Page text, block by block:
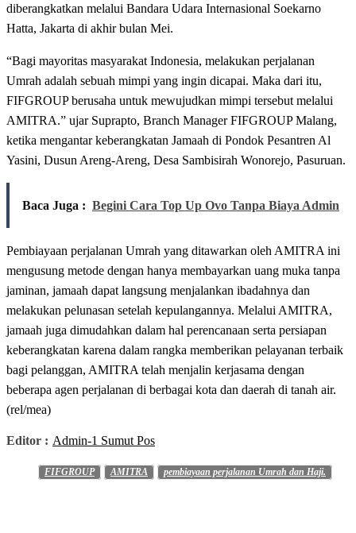
diberangkatkan melalui Bandara Udara Internasional Soekarno
Hatta, Jakarta di akhir bulan Mei.
“Bagi mayoritas masyarakat Indonesia, melakukan perjalanan
Umrah adalah sebuah mimpi yang ingin dicapai. Maka dari itu,
FIFGROUP berusaha untuk mewujudkan mimpi tersebut melalui
AMITRA.” ujar Suprapto, Branch Manager FIFGROUP Malang,
ketika mengantar keberangkatan Jamaah di Pondok Pesantren Al
Yasini, Dusun Areng-Areng, Desa Sambisirah Wonorejo, Pasuruan.
Baca Juga : Begini Cara Top Up Ovo Tanpa Biaya Admin
Pembiayaan perjalanan Umrah yang ditawarkan oleh AMITRA ini
mengusung metode dengan hanya membayarkan uang muka tanpa
jaminan, jamaah dapat langsung menjalankan ibadahnya dan
melakukan pelunasan setelah kepulangannya. Melalui AMITRA,
jamaah juga dimudahkan dalam hal perencanaan serta persiapan
keberangkatan karena dalam rangka memberikan pelayanan terbaik
bagi pelanggan, AMITRA telah menjalin kerjasama dengan
beberapa agen perjalanan di berbagai kota dan daerah di tanah air.
(rel/mea)
Editor : Admin-1 Sumut Pos
FIFGROUP AMITRA pembiayaan perjalanan Umrah dan Haji.